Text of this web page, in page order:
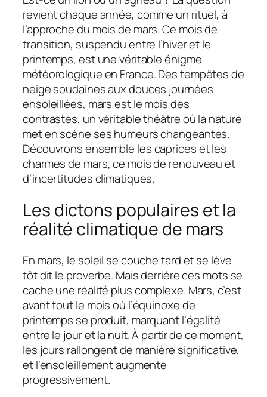
revient chaque année, comme un rituel, à
l’approche du mois de mars. Ce mois de
transition, suspendu entre l’hiver et le
printemps, est une véritable énigme
météorologique en France. Des tempêtes de
neige soudaines aux douces journées
ensoleillées, mars est le mois des
contrastes, un véritable théâtre où la nature
met en scène ses humeurs changeantes.
Découvrons ensemble les caprices et les
charmes de mars, ce mois de renouveau et
d’incertitudes climatiques.
Les dictons populaires et la
réalité climatique de mars
En mars, le soleil se couche tard et se lève
tôt dit le proverbe. Mais derrière ces mots se
cache une réalité plus complexe. Mars, c’est
avant tout le mois où l’équinoxe de
printemps se produit, marquant l’égalité
entre le jour et la nuit. À partir de ce moment,
les jours rallongent de manière significative,
et l’ensoleillement augmente
progressivement.